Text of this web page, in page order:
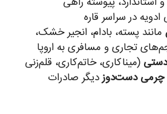
در سراسر قاره
مانند پسته، بادام، انجیر خشک،
تجاری و مسافری به اروپا
(میناکاری، خاتم‌کاری، قلم‌زنی
دست‌دوزدیگر صادرات